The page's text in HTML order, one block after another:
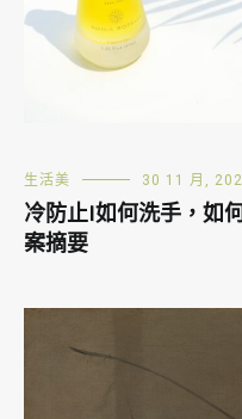
生活美 30 11 月,
冷防止|如何洗手，如
案摘要